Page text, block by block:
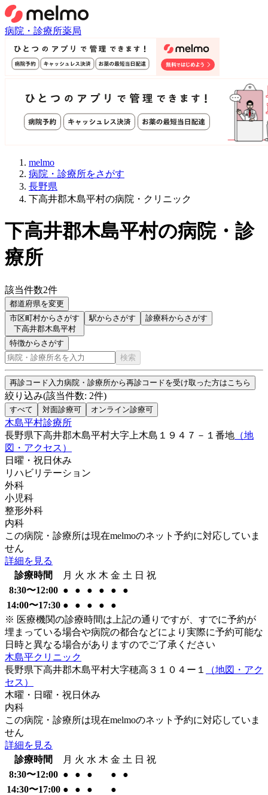
病院・診療所薬局
melmo
病院・診療所をさがす
長野県
下高井郡木島平村の病院・クリニック
下高井郡木島平村の病院・診
療所
該当件数2件
都道府県を変更
市区町村からさがす
下高井郡木島平村
駅からさがす 診療科からさがす
特徴からさがす
検索
再診コード入力病院・診療所から再診コードを受け取った方はこちら
絞り込み(該当件数: 2件)
すべて 対面診療可 オンライン診療可
木島平村診療所
長野県下高井郡木島平村大字上木島１９４７－１番地 （地
図・アクセス）
日曜・祝日 休み
リハビリテーション
外科
小児科
整形外科
内科
この病院・診療所は現在melmoのネット予約に対応していま
せん
詳細を見る
診療時間
月 火 水 木 金 土 日 祝
8:30〜12:00 ● ● ● ● ●
●
14:00〜17:30 ● ● ● ●
●
※ 医療機関の診療時間は上記の通りですが、すでに予約が
埋まっている場合や病院の都合などにより実際に予約可能な
日時と異なる場合がありますのでご了承ください
木島平クリニック
長野県下高井郡木島平村大字穂高３１０４ー１
（地図・アク
セス）
木曜・日曜・祝日 休み
内科
この病院・診療所は現在melmoのネット予約に対応していま
せん
詳細を見る
診療時間
月 火 水 木 金 土 日 祝
8:30〜12:00 ● ● ● ●
●
14:30〜17:00 ● ● ●
●